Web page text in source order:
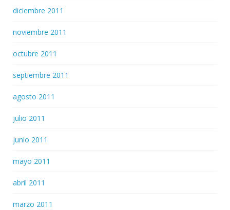
diciembre 2011
noviembre 2011
octubre 2011
septiembre 2011
agosto 2011
julio 2011
junio 2011
mayo 2011
abril 2011
marzo 2011